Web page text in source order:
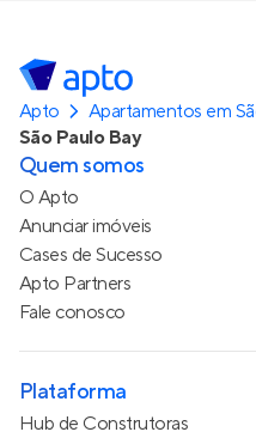
Apto Apartamentos em
São Paulo Bay
Quem somos
O Apto
Anunciar imóveis
Cases de Sucesso
Apto Partners
Fale conosco
Plataforma
Hub de Construtoras